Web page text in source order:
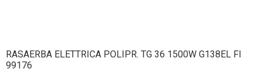
RASAERBA ELETTRICA POLIPR. TG 36 1500W G138EL FI
99176